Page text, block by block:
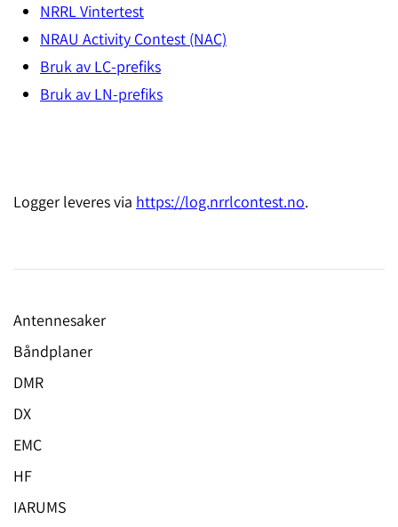
NRRL Vintertest
NRAU Activity Contest (NAC)
Bruk av LC-prefiks
Bruk av LN-prefiks
Logger leveres via https://log.nrrlcontest.no.
Antennesaker
Båndplaner
DMR
DX
EMC
HF
IARUMS